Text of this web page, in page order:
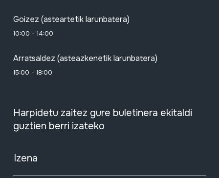
Goizez (asteartetik larunbatera)
10:00 - 14:00
Arratsaldez (asteazkenetik larunbatera)
15:00 - 18:00
Harpidetu zaitez gure buletinera ekitaldi
guztien berri izateko
Izena